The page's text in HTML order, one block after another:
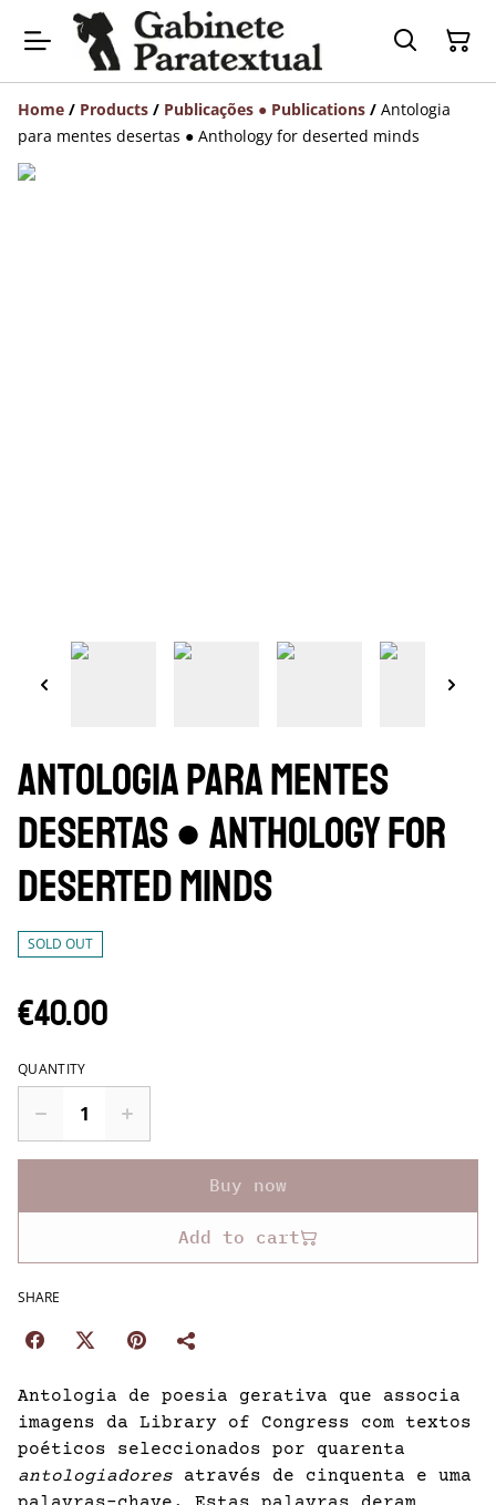
Home / Products / Publicações ● Publications / Antologia
para mentes desertas ● Anthology for deserted minds
Antologia para mentes
desertas ● Anthology for
deserted minds
SOLD OUT
€40.00
QUANTITY
Buy now
Add to cart
SHARE
Antologia de poesia gerativa que associa
imagens da Library of Congress com textos
poéticos seleccionados por quarenta
antologiadores através de cinquenta e uma